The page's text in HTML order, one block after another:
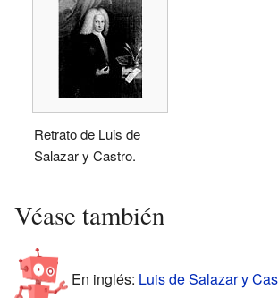
Retrato de Luis de
Salazar y Castro.
Véase también
En inglés: Luis de Salazar y